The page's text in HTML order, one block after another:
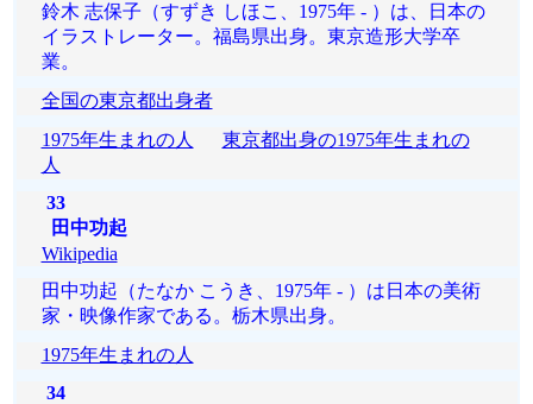
鈴木 志保子（すずき しほこ、1975年 - ）は、日本の
イラストレーター。福島県出身。東京造形大学卒
業。
全国の東京都出身者
1975年生まれの人
東京都出身の1975年生まれの
人
33
田中功起
Wikipedia
田中功起（たなか こうき、1975年 - ）は日本の美術
家・映像作家である。栃木県出身。
1975年生まれの人
34